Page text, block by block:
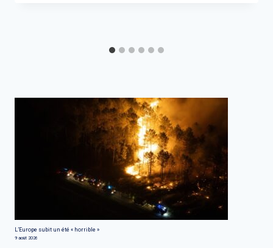
L’Europe subit un été « horrible »
9 août 2026